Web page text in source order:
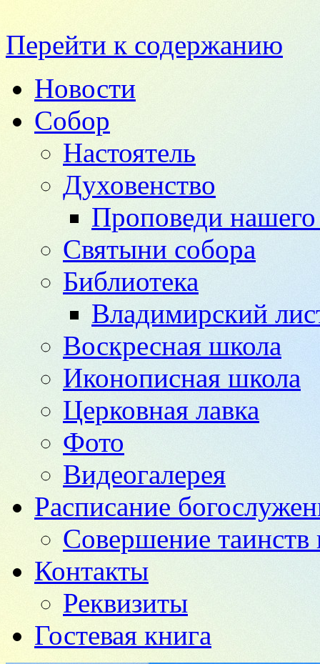
Перейти к содержанию
Новости
Собор
Настоятель
Духовенство
Проповеди нашего
Святыни собора
Библиотека
Владимирский
Воскресная школа
Иконописная школа
Церковная лавка
Фото
Видеогалерея
Расписание
Совершение таинств
Контакты
Реквизиты
Гостевая книга